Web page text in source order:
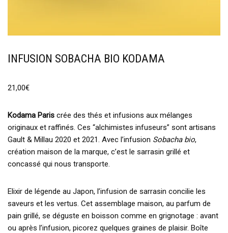
INFUSION SOBACHA BIO KODAMA
21,00€
Kodama Paris crée des thés et infusions aux mélanges
originaux et raffinés. Ces “alchimistes infuseurs” sont artisans
Gault & Millau 2020 et 2021. Avec l’infusion Sobacha bio,
création maison de la marque, c’est le sarrasin grillé et
concassé qui nous transporte.
Elixir de légende au Japon, l’infusion de sarrasin concilie les
saveurs et les vertus. Cet assemblage maison, au parfum de
pain grillé, se déguste en boisson comme en grignotage : avant
ou après l’infusion, picorez quelques graines de plaisir. Boîte